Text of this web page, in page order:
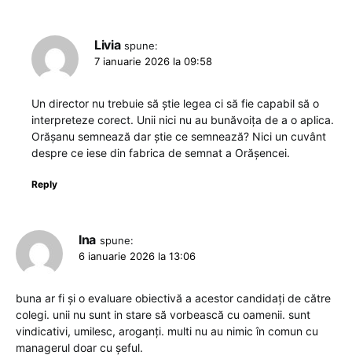
Livia spune:
7 ianuarie 2026 la 09:58
Un director nu trebuie să știe legea ci să fie capabil să o
interpreteze corect. Unii nici nu au bunăvoița de a o aplica.
Orășanu semnează dar știe ce semnează? Nici un cuvânt
despre ce iese din fabrica de semnat a Orășencei.
Reply
Ina spune:
6 ianuarie 2026 la 13:06
buna ar fi și o evaluare obiectivă a acestor candidați de către
colegi. unii nu sunt in stare să vorbească cu oamenii. sunt
vindicativi, umilesc, aroganți. multi nu au nimic în comun cu
managerul doar cu șeful.